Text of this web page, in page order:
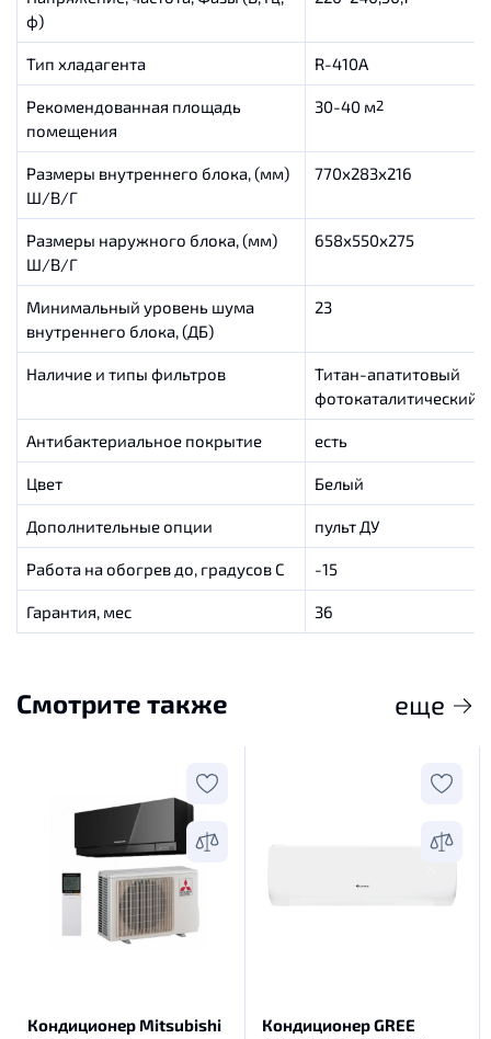
ф)
Тип хладагента R-410A
Рекомендованная площадь
помещения
30-40 м2
Размеры внутреннего блока, (мм)
Ш/В/Г
770х283х216
Размеры наружного блока, (мм)
Ш/В/Г
658х550х275
Минимальный уровень шума
внутреннего блока, (ДБ)
23
Наличие и типы фильтров
Титан-апатитовый
фотокаталитический
Антибактериальное покрытие есть
Цвет Белый
Дополнительные опции пульт ДУ
Работа на обогрев до, градусов C -15
Гарантия, мес 36
Смотрите также еще
Кондиционер Mitsubishi
Кондиционер GREE